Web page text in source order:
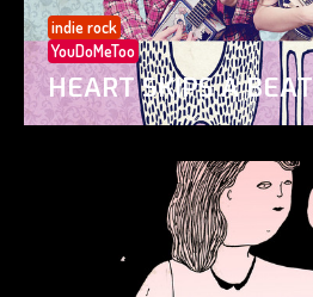
indie rock
YouDoMeToo
HEART SKIPS A BEAT